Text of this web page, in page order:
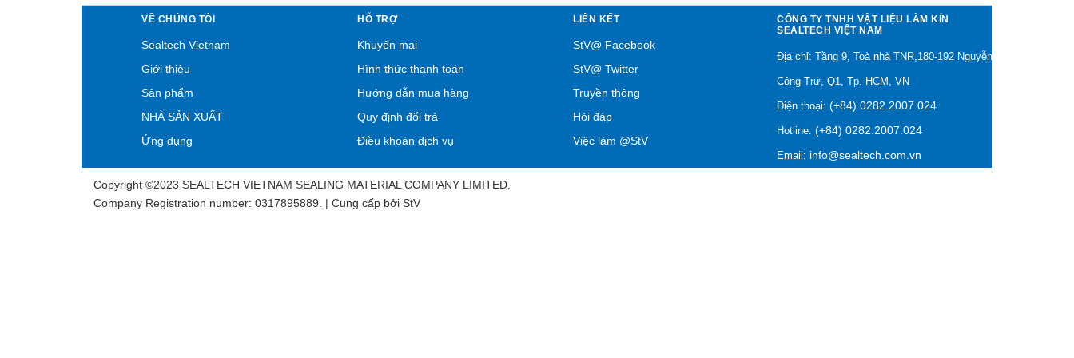
VỀ CHÚNG TÔI
Sealtech Vietnam
Giới thiệu
Sản phẩm
NHÀ SẢN XUẤT
Ứng dụng
HỖ TRỢ
Khuyến mại
Hình thức thanh toán
Hướng dẫn mua hàng
Quy định đổi trả
Điều khoản dịch vụ
LIÊN KẾT
StV@ Facebook
StV@ Twitter
Truyền thông
Hỏi đáp
Việc làm @StV
CÔNG TY TNHH VẬT LIỆU LÀM KÍN
SEALTECH VIỆT NAM
Địa chỉ: Tầng 9, Toà nhà TNR,180-192 Nguyễn
Công Trứ, Q1, Tp. HCM, VN
Điện thoại: (+84) 0282.2007.024
Hotline: (+84) 0282.2007.024
Email: info@sealtech.com.vn
Copyright ©2023 SEALTECH VIETNAM SEALING MATERIAL COMPANY LIMITED.
Company Registration number: 0317895889. | Cung cấp bởi StV